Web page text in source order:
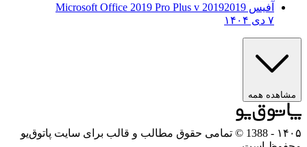
آفیس 2019
2019 Microsoft Office 2019 Pro Plus v
همه
- 1388 © تمامی حقوق مطالب و قالب برای سایت پاتوق‌یو